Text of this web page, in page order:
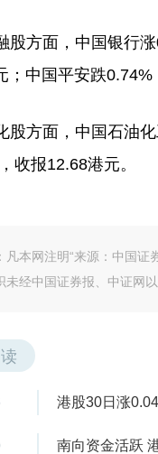
面，中国银行涨
；中国平安跌0.74%
方面，中国石油化
收报12.68港元。
凡本网注明“来源：中国证
未经中国证券报、中证网
港股30日涨
南向资金活跃